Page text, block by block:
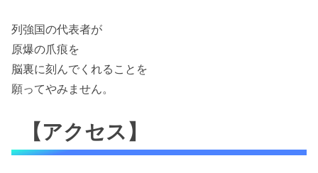
列強国の代表者が
原爆の爪痕を
脳裏に刻んでくれることを
願ってやみません。
【アクセス】